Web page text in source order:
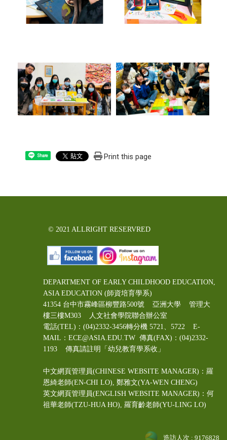
Share Print this page
© 2021 ALLRIGHT RESERVRED
DEPARTMENT OF EARLY CHILDHOOD EDUCATION,
ASIA EDUCATION (師資培育學系)
41354 台中市霧峰區柳豐路500號 亞洲大學 管理大
樓三樓M303 人文社會學院聯合辦公室
電話(TEL)：(04)2332-3456轉分機 5721、5722 E-
MAIL：ECE@ASIA.EDU.TW 傳真(FAX)：(04)2332-
1193 傳真請註明「幼兒教育學系收」
中文網頁管理員(CHINESE WEBSITE MANAGER)：羅
恩綺老師(EN-CHI LO) , 鄭雅文(YA-WEN CHENG)
英文網頁管理員(ENGLISH WEBSITE MANAGER)：何
祖華老師(TZU-HUA HO), 羅育齡老師(YU-LING LO)
造訪人次 : 9176828